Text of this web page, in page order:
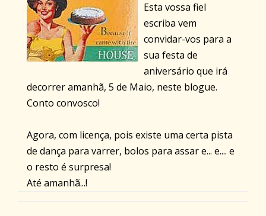
Esta vossa fiel
escriba vem
convidar-vos para a
sua festa de
aniversário que irá
decorrer amanhã, 5 de Maio, neste blogue.
Conto convosco!
Agora, com licença, pois existe uma certa pista
de dança para varrer, bolos para assar e... e.... e
o resto é surpresa!
Até amanhã...!